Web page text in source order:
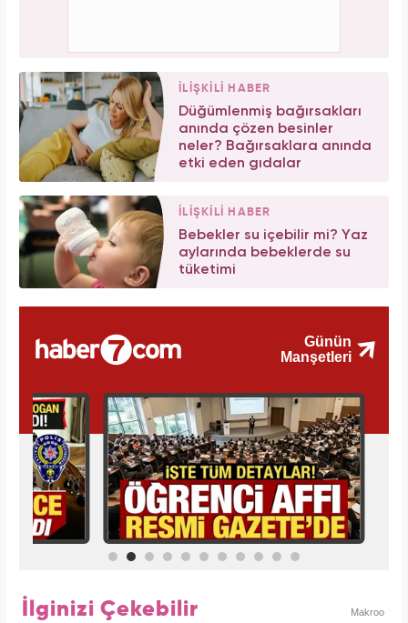
İLİŞKİLİ HABER
Düğümlenmiş bağırsakları
anında çözen besinler
neler? Bağırsaklara anında
etki eden gıdalar
İLİŞKİLİ HABER
Bebekler su içebilir mi? Yaz
aylarında bebeklerde su
tüketimi
İlginizi Çekebilir Makroo